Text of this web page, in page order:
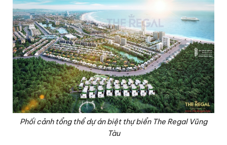
Phối cảnh tổng thể dự án biệt thự biển The Regal Vũng
Tàu